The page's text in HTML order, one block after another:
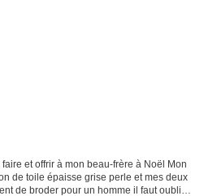
et offrir à mon beau-frère à Noël Mon
de toile épaisse grise perle et mes deux
de broder pour un homme il faut oublier